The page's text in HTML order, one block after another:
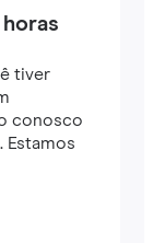
tiver
conosco
Estamos